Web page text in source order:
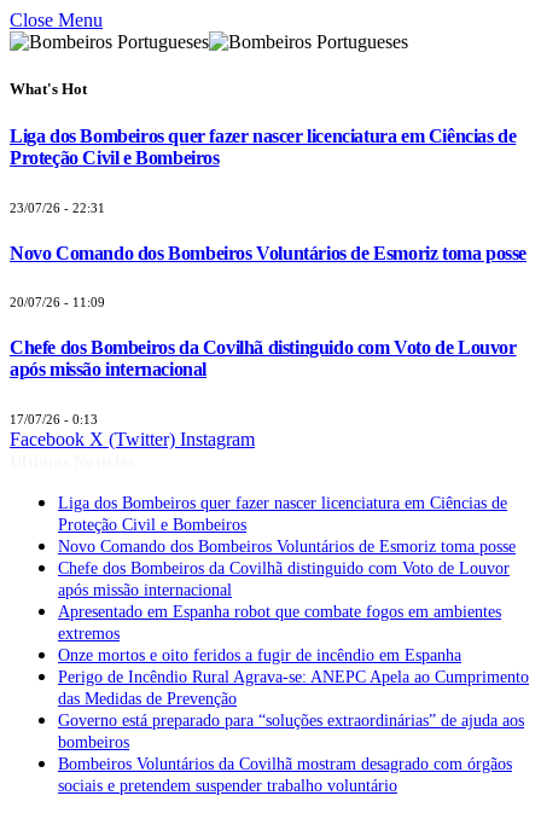
Close Menu
What's Hot
Liga dos Bombeiros quer fazer nascer licenciatura em Ciências de
Proteção Civil e Bombeiros
23/07/26 - 22:31
Novo Comando dos Bombeiros Voluntários de Esmoriz toma posse
20/07/26 - 11:09
Chefe dos Bombeiros da Covilhã distinguido com Voto de Louvor
após missão internacional
17/07/26 - 0:13
Facebook X (Twitter) Instagram
Liga dos Bombeiros quer fazer nascer licenciatura em Ciências de
Proteção Civil e Bombeiros
Novo Comando dos Bombeiros Voluntários de Esmoriz toma posse
Chefe dos Bombeiros da Covilhã distinguido com Voto de Louvor
após missão internacional
Apresentado em Espanha robot que combate fogos em ambientes
extremos
Onze mortos e oito feridos a fugir de incêndio em Espanha
Perigo de Incêndio Rural Agrava-se: ANEPC Apela ao Cumprimento
das Medidas de Prevenção
Governo está preparado para “soluções extraordinárias” de ajuda aos
bombeiros
Bombeiros Voluntários da Covilhã mostram desagrado com órgãos
sociais e pretendem suspender trabalho voluntário